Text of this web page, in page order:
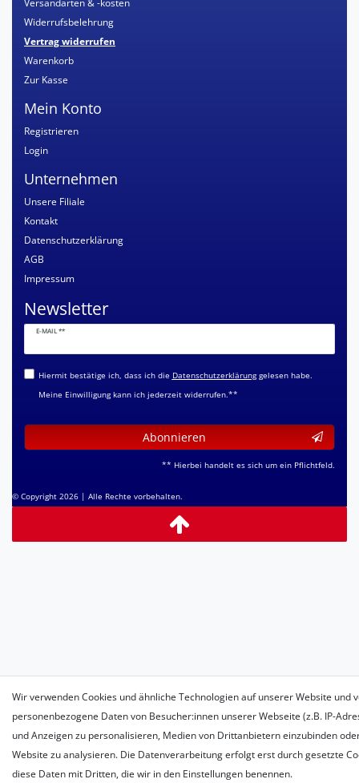
Widerrufsbelehrung
Vertrag widerrufen
Warenkorb
Zur Kasse
Mein Konto
Registrieren
Login
Unternehmen
Unsere Filiale
Kontakt
Datenschutzerklärung
AGB
Impressum
Newsletter
E-MAIL **
Newsletter
Honig
Hiermit bestätige ich, dass ich die Daten­schutz­erklärunggelesen habe.
Meine Einwilligung kann ich jederzeit widerrufen.**
Abonnieren
** Hierbei handelt es sich um ein Pflichtfeld.
© Copyright 2026 | Alle Rechte vorbehalten.
Wir verwenden Cookies und ähnliche Technologien auf unserer Website und
personenbezogene Daten von Besucher:innen unserer Webseite (z.B. IP-
und Anzeigen zu personalisieren, Medien von Drittanbietern einzubinden
Website zu analysieren. Die Datenverarbeitung erfolgt erst durch gesetzte
diese Daten mit Dritten, die wir in den Einstellungen benennen.